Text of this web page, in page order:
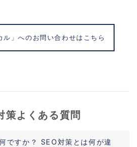
ル」へのお問い合わせはこちら
策よくある質問
ですか？ SEO対策とは何が違